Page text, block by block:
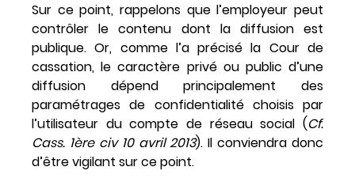
Sur ce point, rappelons que l’employeur peut
contrôler le contenu dont la diffusion est
publique. Or, comme l’a précisé la Cour de
cassation, le caractère privé ou public d’une
diffusion dépend principalement des
paramétrages de confidentialité choisis par
l’utilisateur du compte de réseau social (Cf.
Cass. 1ère civ 10 avril 2013). Il conviendra donc
d’être vigilant sur ce point.